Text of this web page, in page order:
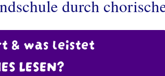
durch
& was leistet
LESEN?